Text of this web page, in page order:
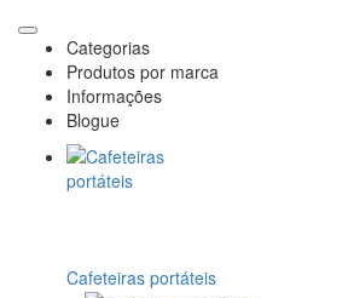
Categorias
Produtos por marca
Informações
Blogue
Cafeteiras portáteis